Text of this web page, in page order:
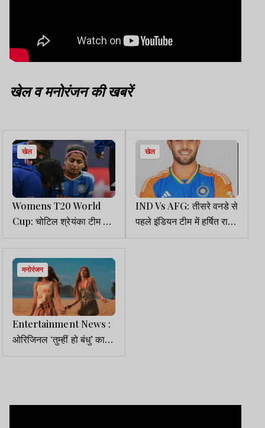
खेल व मनोरंजन की खबरें
खेल
Womens T20 World
Cup: चोटिल श्रेयंका टीम से
बाहर, रिप्लेसमेंट में प्रेमा रावत
खेल
IND Vs AFG: तीसरे वनडे से
पहले इंडियन टीम में हर्षित राणा
की एंट्री, भारत सीरीज में 2-0
मनोरंजन
Entertainment News :
ओरिजिनल ‘तुम्हीं हो बंधु’ का
जादू नहीं दोहरा पाया ‘बंधु 2.0’,